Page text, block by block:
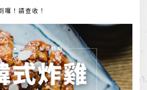
囉！請查收！